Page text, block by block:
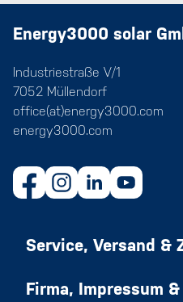
Energy3000 solar
Industriestraße V/1
7052 Müllendorf
office(at)energy3000.com
energy3000.com
Service, Versand &
Firma, Impressum